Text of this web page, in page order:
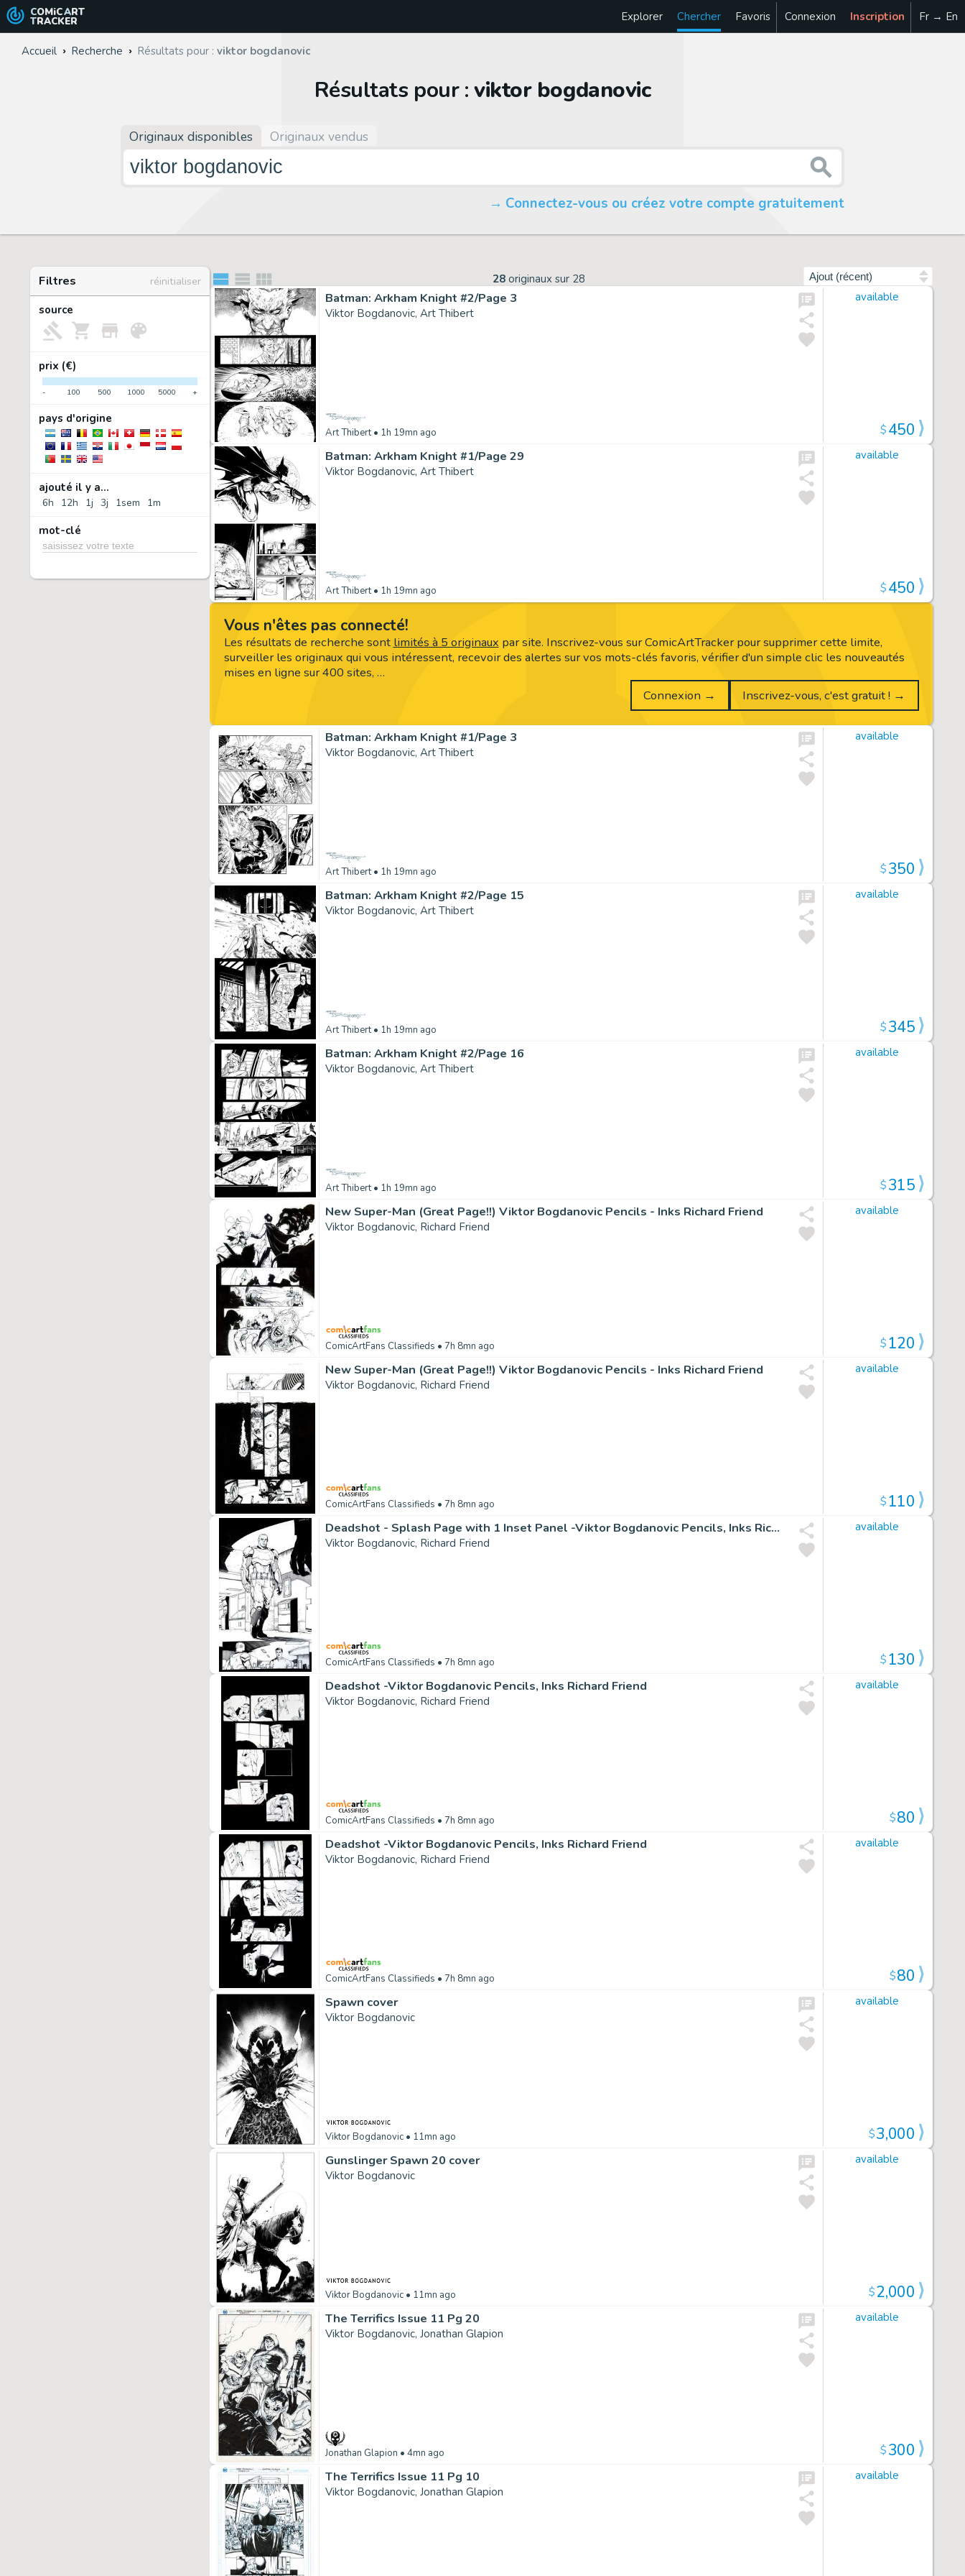
COMiC ART
TRACKER Explorer Chercher Favoris Connexion Inscription Fr → En
Accueil Recherche Résultats pour : viktor bogdanovic
Résultats pour :viktor bogdanovic
Originaux disponibles Originaux vendus
Connectez-vous ou créez votre compte gratuitement
Filtres
réinitialiser
source
prix (€)
- 100 500 1000 5000 +
pays d'origine
ajouté il y a...
6h 12h 1j 3j 1sem 1m
mot-clé
28 originaux sur 28
Vous n'êtes pas connecté!
Les résultats de recherche sont limités à 5 originaux par site. Inscrivez-vous sur ComicArtTracker pour supprimer cette limite,
surveiller les originaux qui vous intéressent, recevoir des alertes sur vos mots-clés favoris, vérifier d'un simple clic les nouveautés
mises en ligne sur 400 sites, …
Connexion →
Inscrivez-vous, c'est gratuit ! →
Batman: Arkham Knight #2/Page 3
Viktor Bogdanovic, Art Thibert
Art Thibert• 1h 19mn ago
available
$450
Batman: Arkham Knight #1/Page 29
Viktor Bogdanovic, Art Thibert
Art Thibert• 1h 19mn ago
available
$450
Batman: Arkham Knight #1/Page 3
Viktor Bogdanovic, Art Thibert
Art Thibert• 1h 19mn ago
available
$350
Batman: Arkham Knight #2/Page 15
Viktor Bogdanovic, Art Thibert
Art Thibert• 1h 19mn ago
available
$345
Batman: Arkham Knight #2/Page 16
Viktor Bogdanovic, Art Thibert
Art Thibert• 1h 19mn ago
available
$315
New Super-Man (Great Page!!) Viktor Bogdanovic Pencils - Inks Richard Friend
Viktor Bogdanovic, Richard Friend
ComicArtFans Classifieds • 7h 8mn ago
available
$120
New Super-Man (Great Page!!) Viktor Bogdanovic Pencils - Inks Richard Friend
Viktor Bogdanovic, Richard Friend
ComicArtFans Classifieds • 7h 8mn ago
available
$110
Deadshot - Splash Page with 1 Inset Panel -Viktor Bogdanovic Pencils, Inks Richard Friend
Viktor Bogdanovic, Richard Friend
ComicArtFans Classifieds • 7h 8mn ago
available
$130
Deadshot -Viktor Bogdanovic Pencils, Inks Richard Friend
Viktor Bogdanovic, Richard Friend
ComicArtFans Classifieds • 7h 8mn ago
available
$80
Deadshot -Viktor Bogdanovic Pencils, Inks Richard Friend
Viktor Bogdanovic, Richard Friend
ComicArtFans Classifieds • 7h 8mn ago
available
$80
Spawn cover
Viktor Bogdanovic
Viktor Bogdanovic • 11mn ago
available
$3,000
Gunslinger Spawn 20 cover
Viktor Bogdanovic
Viktor Bogdanovic • 11mn ago
available
$2,000
The Terrifics Issue 11 Pg 20
Viktor Bogdanovic, Jonathan Glapion
Jonathan Glapion • 4mn ago
available
$300
The Terrifics Issue 11 Pg 10
Viktor Bogdanovic, Jonathan Glapion
available